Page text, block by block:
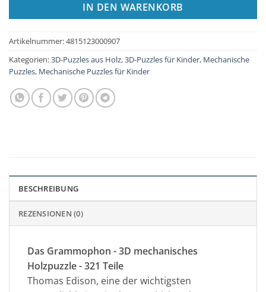
IN DEN WARENKORB
Artikelnummer:4815123000907
Kategorien:3D-Puzzles aus Holz,3D-Puzzles für Kinder, Mechanische
Puzzles, Mechanische Puzzles für Kinder
BESCHREIBUNG
REZENSIONEN (0)
Das Grammophon - 3D mechanisches
Holzpuzzle - 321 Teile
Thomas Edison, eine der wichtigsten